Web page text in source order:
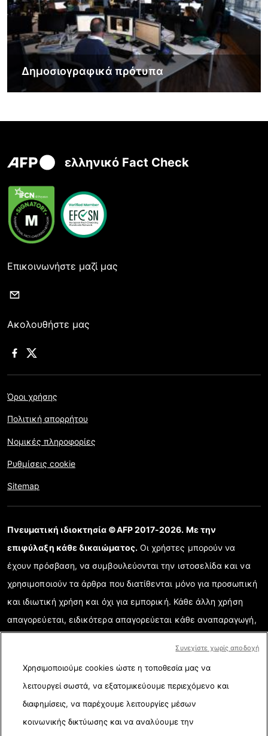
Δημοσιογραφικά πρότυπα
ελληνικό Fact Check
Επικοινωνήστε μαζί μας
Ακολουθήστε μας
Όροι χρήσης
Πολιτική απορρήτου
Νομικές πληροφορίες
Ρυθμίσεις cookie
Sitemap
Πνευματική ιδιοκτησία ©AFP 2017-2026. Με την
επιφύλαξη κάθε δικαιώματος.Οι χρήστες μπορούν να
έχουν πρόσβαση, να συμβουλεύονται την ιστοσελίδα και να
χρησιμοποιούν τα άρθρα που διατίθενται μόνο για προσωπική
και ιδιωτική χρήση και όχι για εμπορική. Κάθε άλλη χρήση
απαγορεύεται, ειδικότερα απαγορεύεται κάθε αναπαραγωγή,
περιεχομένου της ιστοσελίδας για κάθε άλλο σκοπό ή/και με
κάθε άλλο τρόπο χωρίς την ειδική υπογραμμένη συμφωνία
σχετικής άδειας με το AFP. Όταν χρειάζεται και για την ορθή
κατανόηση της επαληθευμένης πληροφορίας, τα στοιχεία που
αναλύονται παρουσιάζονται σε ηλεκτρονικούς συνδέσμους
Χρησιμοποιούμε cookies ώστε η τοποθεσία μας να
λειτουργεί σωστά, να εξατομικεύουμε περιεχόμενο και
διαφημίσεις, να παρέχουμε λειτουργίες μέσων
κοινωνικής δικτύωσης και να αναλύουμε την
Συνεχίστε χωρίς αποδοχή